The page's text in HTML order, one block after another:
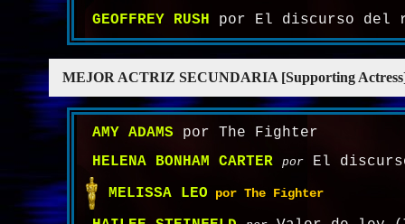
GEOFFREY RUSH por El discurso del
MEJOR ACTRIZ SECUNDARIA [Supporting
AMY ADAMS por The Fighter
HELENA BONHAM CARTER
por El
MELISSA LEO por The Fighter